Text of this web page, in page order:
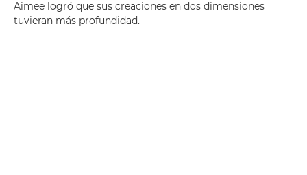
Aimee logró que sus creaciones en dos dimensiones
tuvieran más profundidad.